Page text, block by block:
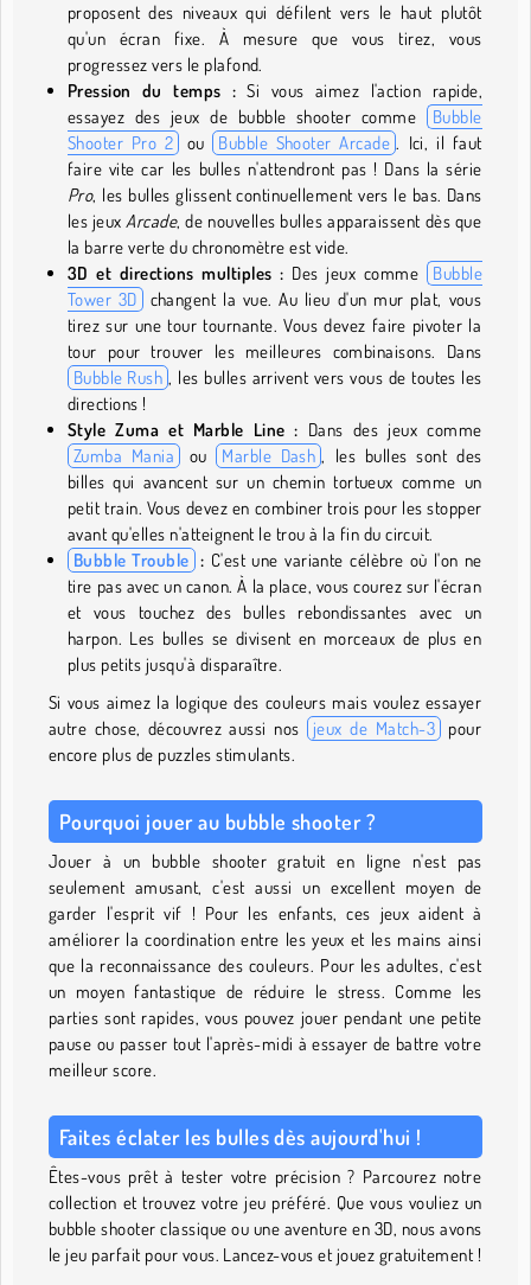
proposent des niveaux qui défilent vers le haut plutôt
qu'un écran fixe. À mesure que vous tirez, vous
progressez vers le plafond.
Pression du temps : Si vous aimez l'action rapide,
essayez des jeux de bubble shooter comme
Bubble
Shooter Pro 2
ou Bubble Shooter Arcade . Ici, il faut
faire vite car les bulles n'attendront pas ! Dans la série
Pro, les bulles glissent continuellement vers le bas. Dans
les jeuxArcade, de nouvelles bulles apparaissent dès que
la barre verte du chronomètre est vide.
3D et directions multiples : Des jeux comme
Bubble
Tower 3D
changent la vue. Au lieu d'un mur plat, vous
tirez sur une tour tournante. Vous devez faire pivoter la
tour pour trouver les meilleures combinaisons. Dans
Bubble Rush , les bulles arrivent vers vous de toutes les
directions !
Style Zuma et Marble Line : Dans des jeux comme
Zumba Mania
ou Marble Dash , les bulles sont des
billes qui avancent sur un chemin tortueux comme un
petit train. Vous devez en combiner trois pour les stopper
avant qu'elles n'atteignent le trou à la fin du circuit.
Bubble Trouble : C'est une variante célèbre où l'on ne
tire pas avec un canon. À la place, vous courez sur l'écran
et vous touchez des bulles rebondissantes avec un
harpon. Les bulles se divisent en morceaux de plus en
plus petits jusqu'à disparaître.
Si vous aimez la logique des couleurs mais voulez essayer
autre chose, découvrez aussi nos
jeux de Match-3
pour
encore plus de puzzles stimulants.
Pourquoi jouer au bubble shooter ?
Jouer à un bubble shooter gratuit en ligne n'est pas
seulement amusant, c'est aussi un excellent moyen de
garder l'esprit vif ! Pour les enfants, ces jeux aident à
améliorer la coordination entre les yeux et les mains ainsi
que la reconnaissance des couleurs. Pour les adultes, c'est
un moyen fantastique de réduire le stress. Comme les
parties sont rapides, vous pouvez jouer pendant une petite
pause ou passer tout l'après-midi à essayer de battre votre
meilleur score.
Faites éclater les bulles dès aujourd'hui !
Êtes-vous prêt à tester votre précision ? Parcourez notre
collection et trouvez votre jeu préféré. Que vous vouliez un
bubble shooter classique ou une aventure en 3D, nous avons
le jeu parfait pour vous. Lancez-vous et jouez gratuitement !